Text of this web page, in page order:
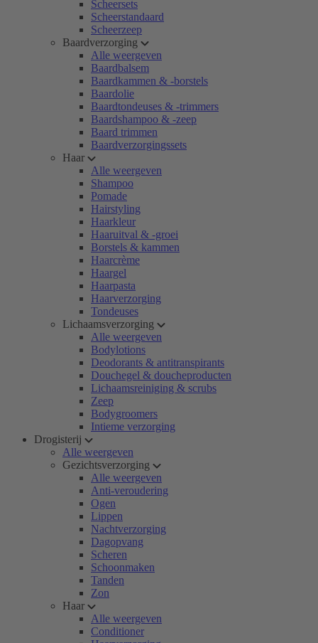
Scheersets
Scheerstandaard
Scheerzeep
Baardverzorging
Alle weergeven
Baardbalsem
Baardkammen & -borstels
Baardolie
Baardtondeuses & -trimmers
Baardshampoo & -zeep
Baard trimmen
Baardverzorgingssets
Haar
Alle weergeven
Shampoo
Pomade
Hairstyling
Haarkleur
Haaruitval & -groei
Borstels & kammen
Haarcrème
Haargel
Haarpasta
Haarverzorging
Tondeuses
Lichaamsverzorging
Alle weergeven
Bodylotions
Deodorants & antitranspirants
Douchegel & doucheproducten
Lichaamsreiniging & scrubs
Zeep
Bodygroomers
Intieme verzorging
Drogisterij
Alle weergeven
Gezichtsverzorging
Alle weergeven
Anti-veroudering
Ogen
Lippen
Nachtverzorging
Dagopvang
Scheren
Schoonmaken
Tanden
Zon
Haar
Alle weergeven
Conditioner